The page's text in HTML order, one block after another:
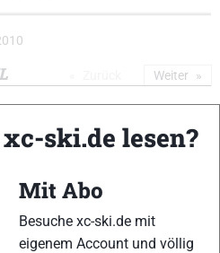
Ski Skett Carbon
Flex CL
Weiter
ski.de lesen?
Mit Abo
Besuche xc-ski.de mit
eigenem Account und völlig